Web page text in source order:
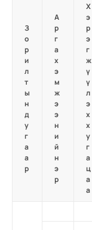
З
о
р
и
л
т
ы
н
д
у
г
а
а
р
А
р
г
а
х
э
м
ж
э
э
н
и
й
н
э
р
Х
э
р
э
г
ж
ү
ү
л
э
х
х
у
г
а
ц
а
а